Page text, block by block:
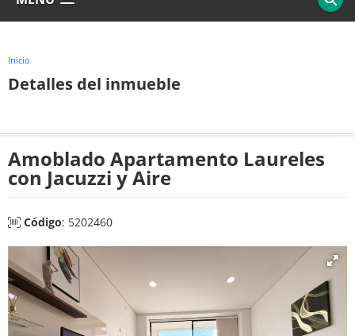
Inicio
Detalles del inmueble
Amoblado Apartamento Laureles
con Jacuzzi y Aire
Código: 5202460